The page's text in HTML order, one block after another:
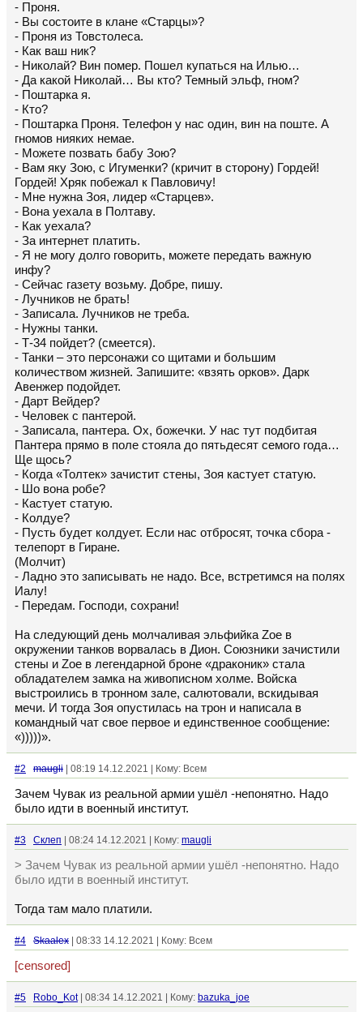
- Проня.
- Вы состоите в клане «Старцы»?
- Проня из Товстолеса.
- Как ваш ник?
- Николай? Вин помер. Пошел купаться на Илью…
- Да какой Николай… Вы кто? Темный эльф, гном?
- Поштарка я.
- Кто?
- Поштарка Проня. Телефон у нас один, вин на поште. А
гномов нияких немае.
- Можете позвать бабу Зою?
- Вам яку Зою, с Игуменки? (кричит в сторону) Гордей!
Гордей! Хряк побежал к Павловичу!
- Мне нужна Зоя, лидер «Старцев».
- Вона уехала в Полтаву.
- Как уехала?
- За интернет платить.
- Я не могу долго говорить, можете передать важную
инфу?
- Сейчас газету возьму. Добре, пишу.
- Лучников не брать!
- Записала. Лучников не треба.
- Нужны танки.
- Т-34 пойдет? (смеется).
- Танки – это персонажи со щитами и большим
количеством жизней. Запишите: «взять орков». Дарк
Авенжер подойдет.
- Дарт Вейдер?
- Человек с пантерой.
- Записала, пантера. Ох, божечки. У нас тут подбитая
Пантера прямо в поле стояла до пятьдесят семого года…
Ще щось?
- Когда «Толтек» зачистит стены, Зоя кастует статую.
- Шо вона робе?
- Кастует статую.
- Колдуе?
- Пусть будет колдует. Если нас отбросят, точка сбора -
телепорт в Гиране.
(Молчит)
- Ладно это записывать не надо. Все, встретимся на полях
Иалу!
- Передам. Господи, сохрани!
На следующий день молчаливая эльфийка Zoe в
окружении танков ворвалась в Дион. Союзники зачистили
стены и Zoe в легендарной броне «драконик» стала
обладателем замка на живописном холме. Войска
выстроились в тронном зале, салютовали, вскидывая
мечи. И тогда Зоя опустилась на трон и написала в
командный чат свое первое и единственное сообщение:
«)))))».
#2 maugli | 08:19 14.12.2021 | Кому: Всем
Зачем Чувак из реальной армии ушёл -непонятно. Надо
было идти в военный институт.
#3 Склеп | 08:24 14.12.2021 | Кому: maugli
> Зачем Чувак из реальной армии ушёл -непонятно. Надо
было идти в военный институт.
Тогда там мало платили.
#4 Skaalex | 08:33 14.12.2021 | Кому: Всем
[censored]
#5 Robo_Kot| 08:34 14.12.2021 | Кому: bazuka_joe